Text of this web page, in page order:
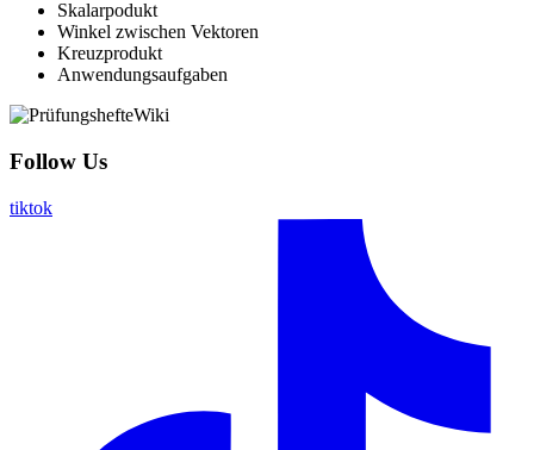
Skalarpodukt
Winkel zwischen Vektoren
Kreuzprodukt
Anwendungsaufgaben
Follow Us
tiktok